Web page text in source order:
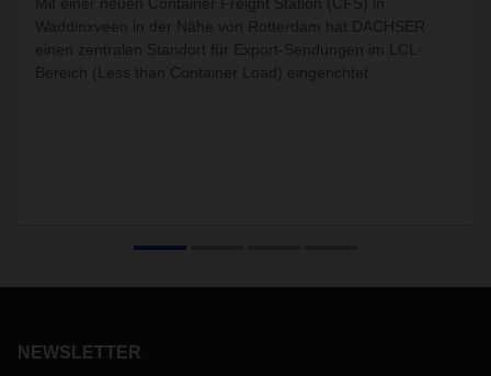
Waddinxveen in der Nähe von Rotterdam hat DACHSER
einen zentralen Standort für Export-Sendungen im LCL-
Bereich (Less than Container Load) eingerichtet.
NEWSLETTER